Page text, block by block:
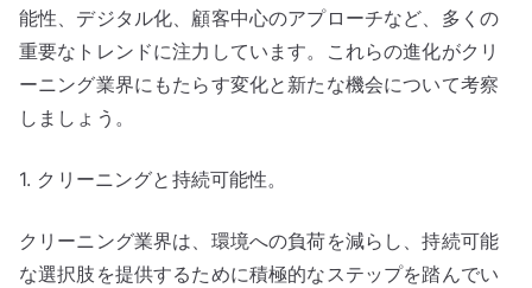
能性、デジタル化、顧客中心のアプローチなど、多くの
重要なトレンドに注力しています。これらの進化がクリ
ーニング業界にもたらす変化と新たな機会について考察
しましょう。
1. クリーニングと持続可能性。
クリーニング業界は、環境への負荷を減らし、持続可能
な選択肢を提供するために積極的なステップを踏んでい